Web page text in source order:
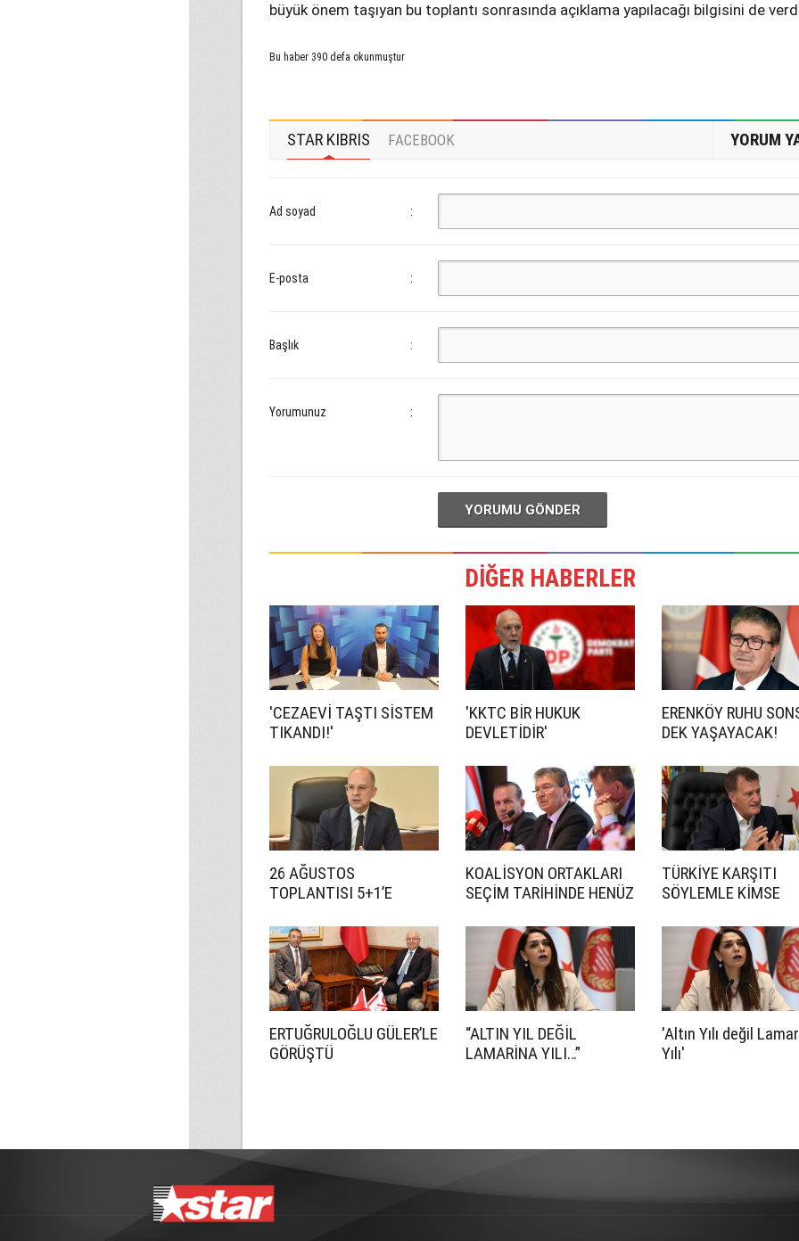
büyük önem taşıyan bu toplantı sonrasında açıklama yapılacağı bilgisini de
Bu haber 390 defa okunmuştur
STAR KIBRIS FACEBOOK YORUM
Ad soyad :
E-posta :
Başlık :
Yorumunuz :
YORUMU GÖNDER
DİĞER HABERLER
'CEZAEVİ TAŞTI SİSTEM
TIKANDI!'
'KKTC BİR HUKUK
DEVLETİDİR'
ERENKÖY RUHU
DEK YAŞAYACAK!
26 AĞUSTOS
TOPLANTISI 5+1’E
KOALİSYON ORTAKLARI
SEÇİM TARİHİNDE HENÜZ
TÜRKİYE KARŞITI
SÖYLEMLE KİMSE
ERTUĞRULOĞLU GÜLER’LE
GÖRÜŞTÜ
“ALTIN YIL DEĞİL
LAMARİNA YILI…”
'Altın Yılı değil
Yılı'